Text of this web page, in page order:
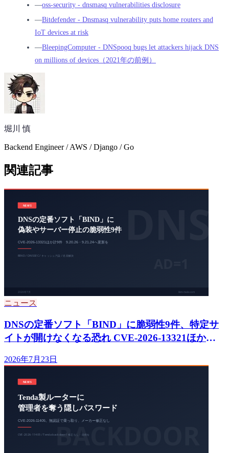
―oss-security - dnsmasq vulnerabilities disclosure
―Bitdefender - Dnsmasq vulnerability puts home routers and
IoT devices at risk
―BleepingComputer - DNSpooq bugs let attackers hijack DNS
on millions of devices（2021年の前例）
堀川 慎
Backend Engineer / AWS / Django / Go
関連記事
ニュース
DNSの定番ソフト「BIND」に脆弱性9件、特定サ
イトが開けなくなる恐れ CVE-2026-13321ほか
2026年7月23日